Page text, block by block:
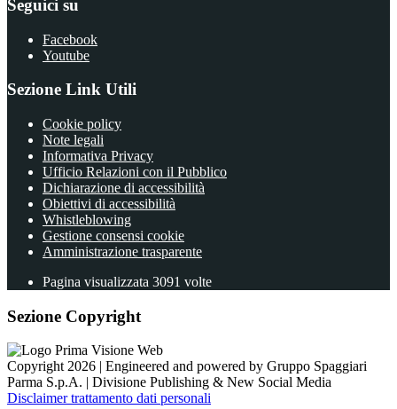
Seguici su
Facebook
Youtube
Sezione Link Utili
Cookie policy
Note legali
Informativa Privacy
Ufficio Relazioni con il Pubblico
Dichiarazione di accessibilità
Obiettivi di accessibilità
Whistleblowing
Gestione consensi cookie
Amministrazione trasparente
Pagina visualizzata 3091 volte
Sezione Copyright
Copyright 2026 | Engineered and powered by Gruppo Spaggiari
Parma S.p.A. | Divisione Publishing & New Social Media
Disclaimer trattamento dati personali